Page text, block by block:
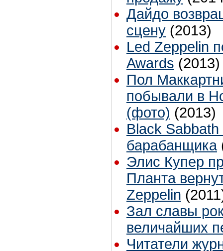
Дайдо
сцену (2013)
Led Zeppelin
Awards (2013)
Пол
побывали в
(фото) (2013)
Black Sabbath
барабанщика
Элис Купер
Планта
Zeppelin
Зал славы
величайших
Читатели